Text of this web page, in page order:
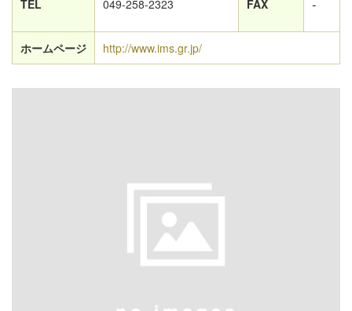
TEL 049-258-2323 FAX
ホームページ http://www.ims.gr.jp/